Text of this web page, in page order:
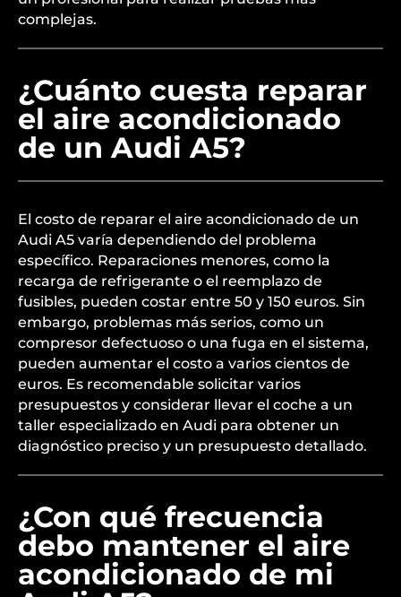
complejas.
¿Cuánto cuesta reparar
el aire acondicionado
de un Audi A5?
El costo de reparar el aire acondicionado de un
Audi A5 varía dependiendo del problema
específico. Reparaciones menores, como la
recarga de refrigerante o el reemplazo de
fusibles, pueden costar entre 50 y 150 euros. Sin
embargo, problemas más serios, como un
compresor defectuoso o una fuga en el sistema,
pueden aumentar el costo a varios cientos de
euros. Es recomendable solicitar varios
presupuestos y considerar llevar el coche a un
taller especializado en Audi para obtener un
diagnóstico preciso y un presupuesto detallado.
¿Con qué frecuencia
debo mantener el aire
acondicionado de mi